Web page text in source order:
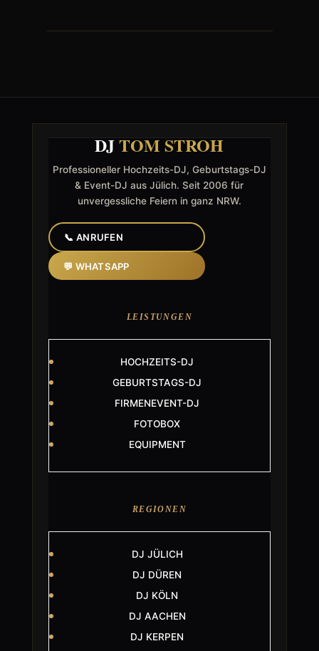
DJTOM STROH
Professioneller Hochzeits-DJ, Geburtstags-DJ
& Event-DJ aus Jülich. Seit 2006 für
unvergessliche Feiern in ganz NRW.
📞 ANRUFEN
💬 WHATSAPP
LEISTUNGEN
HOCHZEITS-DJ
GEBURTSTAGS-DJ
FIRMENEVENT-DJ
FOTOBOX
EQUIPMENT
REGIONEN
DJ JÜLICH
DJ DÜREN
DJ KÖLN
DJ AACHEN
DJ KERPEN